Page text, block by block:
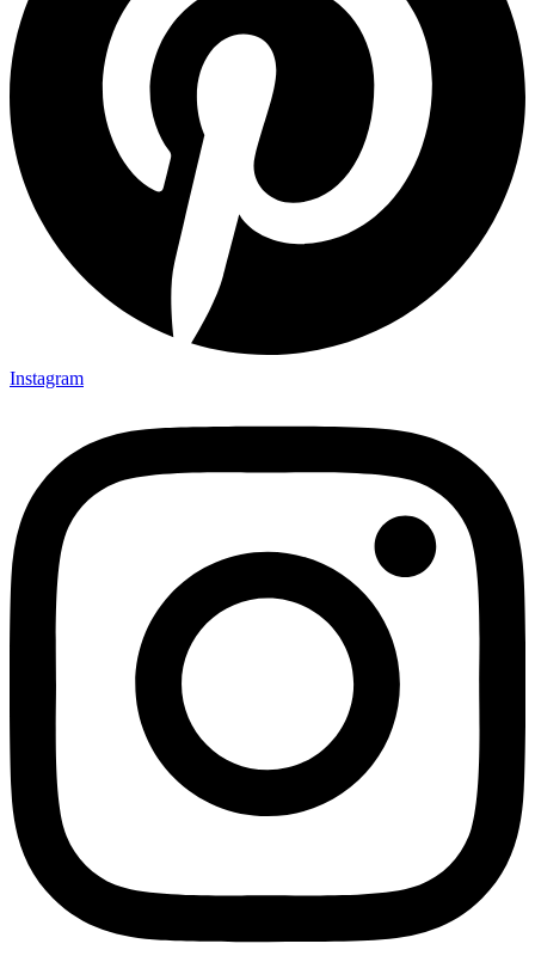
Instagram